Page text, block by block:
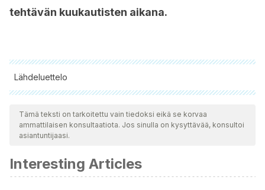
tehtävän kuukautisten aikana.
Lähdeluettelo
Kaikki lainatut lähteet tarkistettiin perusteellisesti tiimimme
toimesta varmistaaksemme niiden laadun, luotettavuuden,
ajantasaisuuden ja pätevyyden. Tämän artikkelin bibliografia
Manzur, F., Alvear, C., & Alayón, A. N. (2010). Adipocitos,
obesidad visceral, inflamación y enfermedad
Tämä teksti on tarkoitettu vain tiedoksi eikä se korvaa
ammattilaisen konsultaatiota. Jos sinulla on kysyttävää, konsultoi
asiantuntijaasi.
Interesting Articles